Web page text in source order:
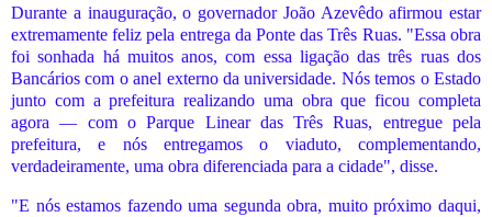
Durante a inauguração, o governador João Azevêdo afirmou estar
extremamente feliz pela entrega da Ponte das Três Ruas. "Essa obra
foi sonhada há muitos anos, com essa ligação das três ruas dos
Bancários com o anel externo da universidade. Nós temos o Estado
junto com a prefeitura realizando uma obra que ficou completa
agora — com o Parque Linear das Três Ruas, entregue pela
prefeitura, e nós entregamos o viaduto, complementando,
verdadeiramente, uma obra diferenciada para a cidade", disse.
"E nós estamos fazendo uma segunda obra, muito próximo daqui,